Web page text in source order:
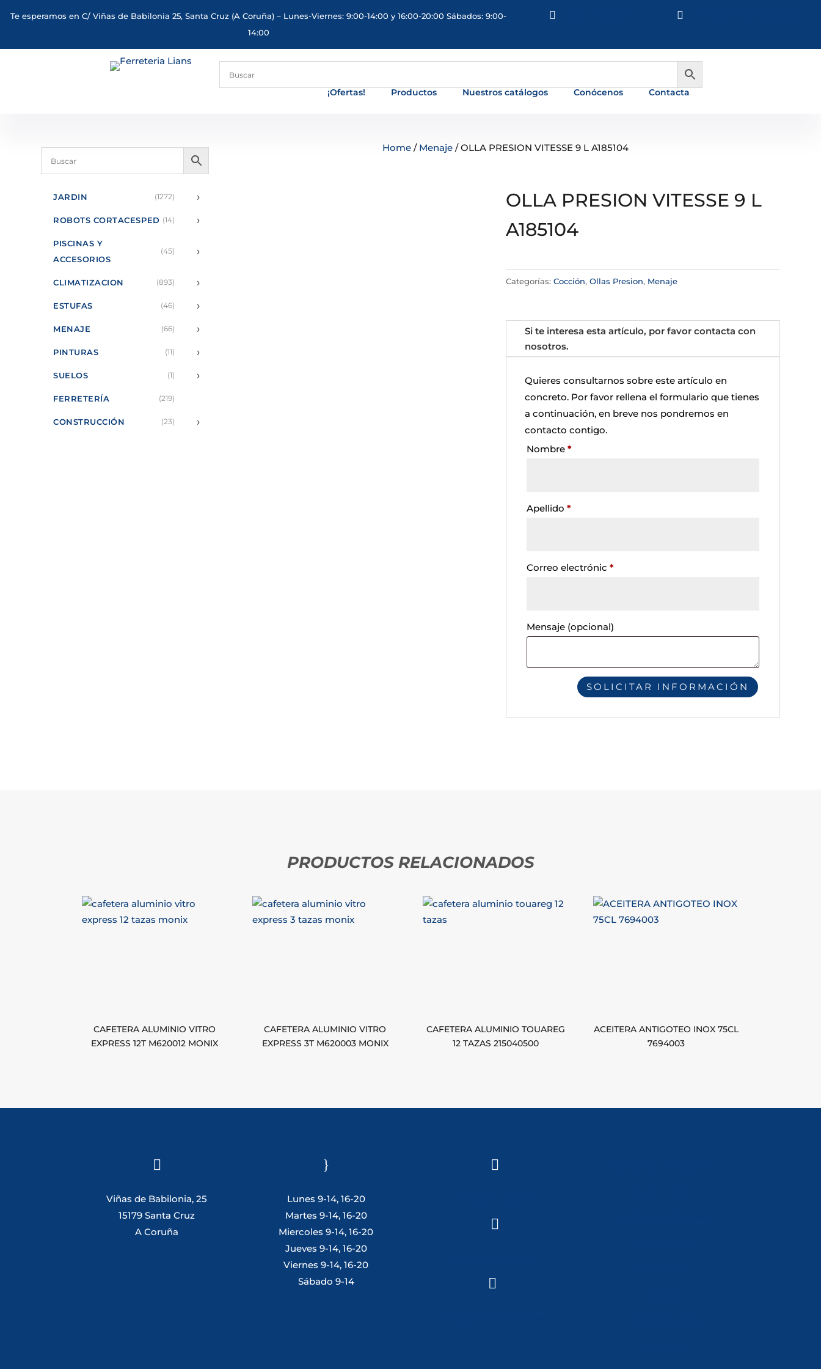
Te esperamos en C/ Viñas de Babilonia 25, Santa Cruz (A Coruña) – Lunes-Viernes: 9:00-14:00 y 16:00-20:00 Sábados: 9:00-
14:00
 
¡Ofertas! Productos Nuestros catálogos Conócenos Contacta
JARDIN (1272) ›
ROBOTS CORTACESPED (14) ›
PISCINAS Y
ACCESORIOS
(45) ›
CLIMATIZACION (893) ›
ESTUFAS (46) ›
MENAJE (66) ›
PINTURAS (11) ›
SUELOS (1) ›
FERRETERÍA (219)
CONSTRUCCIÓN (23) ›
Home / Menaje / OLLA PRESION VITESSE 9 L A185104
OLLA PRESION VITESSE 9 L
A185104
Categorías: Cocción, Ollas Presion, Menaje
Si te interesa esta artículo, por favor contacta con
nosotros.
Quieres consultarnos sobre este artículo en
concreto. Por favor rellena el formulario que tienes
a continuación, en breve nos pondremos en
contacto contigo.
Nombre *
Apellido *
Correo electrónic *
Mensaje (opcional)
PRODUCTOS RELACIONADOS
CAFETERA ALUMINIO VITRO
EXPRESS 12T M620012 MONIX
CAFETERA ALUMINIO VITRO
EXPRESS 3T M620003 MONIX
CAFETERA ALUMINIO TOUAREG
12 TAZAS 215040500
ACEITERA ANTIGOTEO INOX 75CL
7694003

Viñas de Babilonia, 25
15179 Santa Cruz
A Coruña
}
Lunes 9-14, 16-20
Martes 9-14, 16-20
Miercoles 9-14, 16-20
Jueves 9-14, 16-20
Viernes 9-14, 16-20
Sábado 9-14


